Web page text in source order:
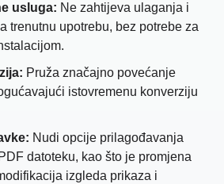
usluga: Ne zahtijeva ulaganja i
trenutnu upotrebu, bez potrebe za
Pruža značajno povećanje
istovremenu konverziju
Nudi opcije prilagođavanja
datoteku, kao što je promjena
izgleda prikaza i